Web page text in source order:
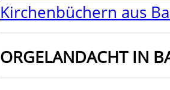
Kirchenbüchern aus
ORGELANDACHT IN